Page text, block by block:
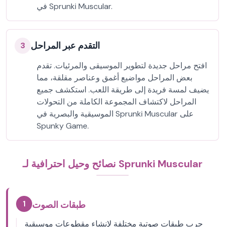
في Sprunki Muscular.
3 التقدم عبر المراحل
افتح مراحل جديدة لتطوير الموسيقى والمرئيات. تقدم
بعض المراحل مواضيع أغمق وعناصر مقلقة، مما
يضيف لمسة فريدة إلى طريقة اللعب. استكشف جميع
المراحل لاكتشاف المجموعة الكاملة من التحولات
الموسيقية والبصرية في Sprunki Muscular على
Spunky Game.
نصائح وحيل احترافية لـ Sprunki Muscular
1 طبقات الصوت
جرب طبقات صوتية مختلفة لإنشاء مقطوعات موسيقية